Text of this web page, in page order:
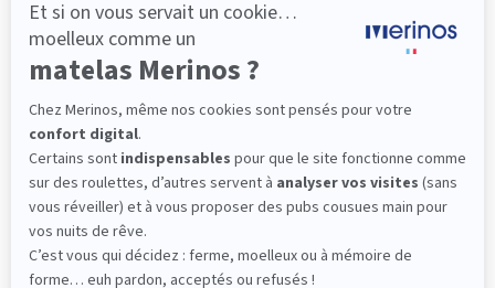
Marque Française
Service client à votre écoute